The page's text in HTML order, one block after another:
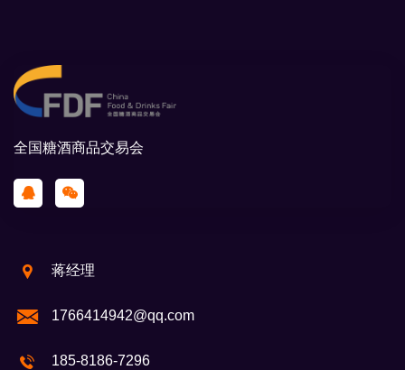
全国糖酒商品交易会
蒋经理
1766414942@qq.com
185-8186-7296